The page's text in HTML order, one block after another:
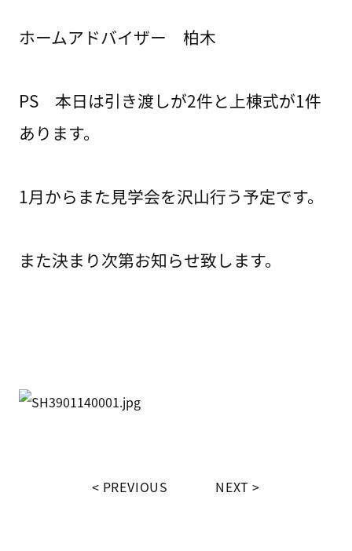
ホームアドバイザー 柏木
PS 本日は引き渡しが2件と上棟式が1件
あります。
1月からまた見学会を沢山行う予定です。
また決まり次第お知らせ致します。
PREVIOUS NEXT